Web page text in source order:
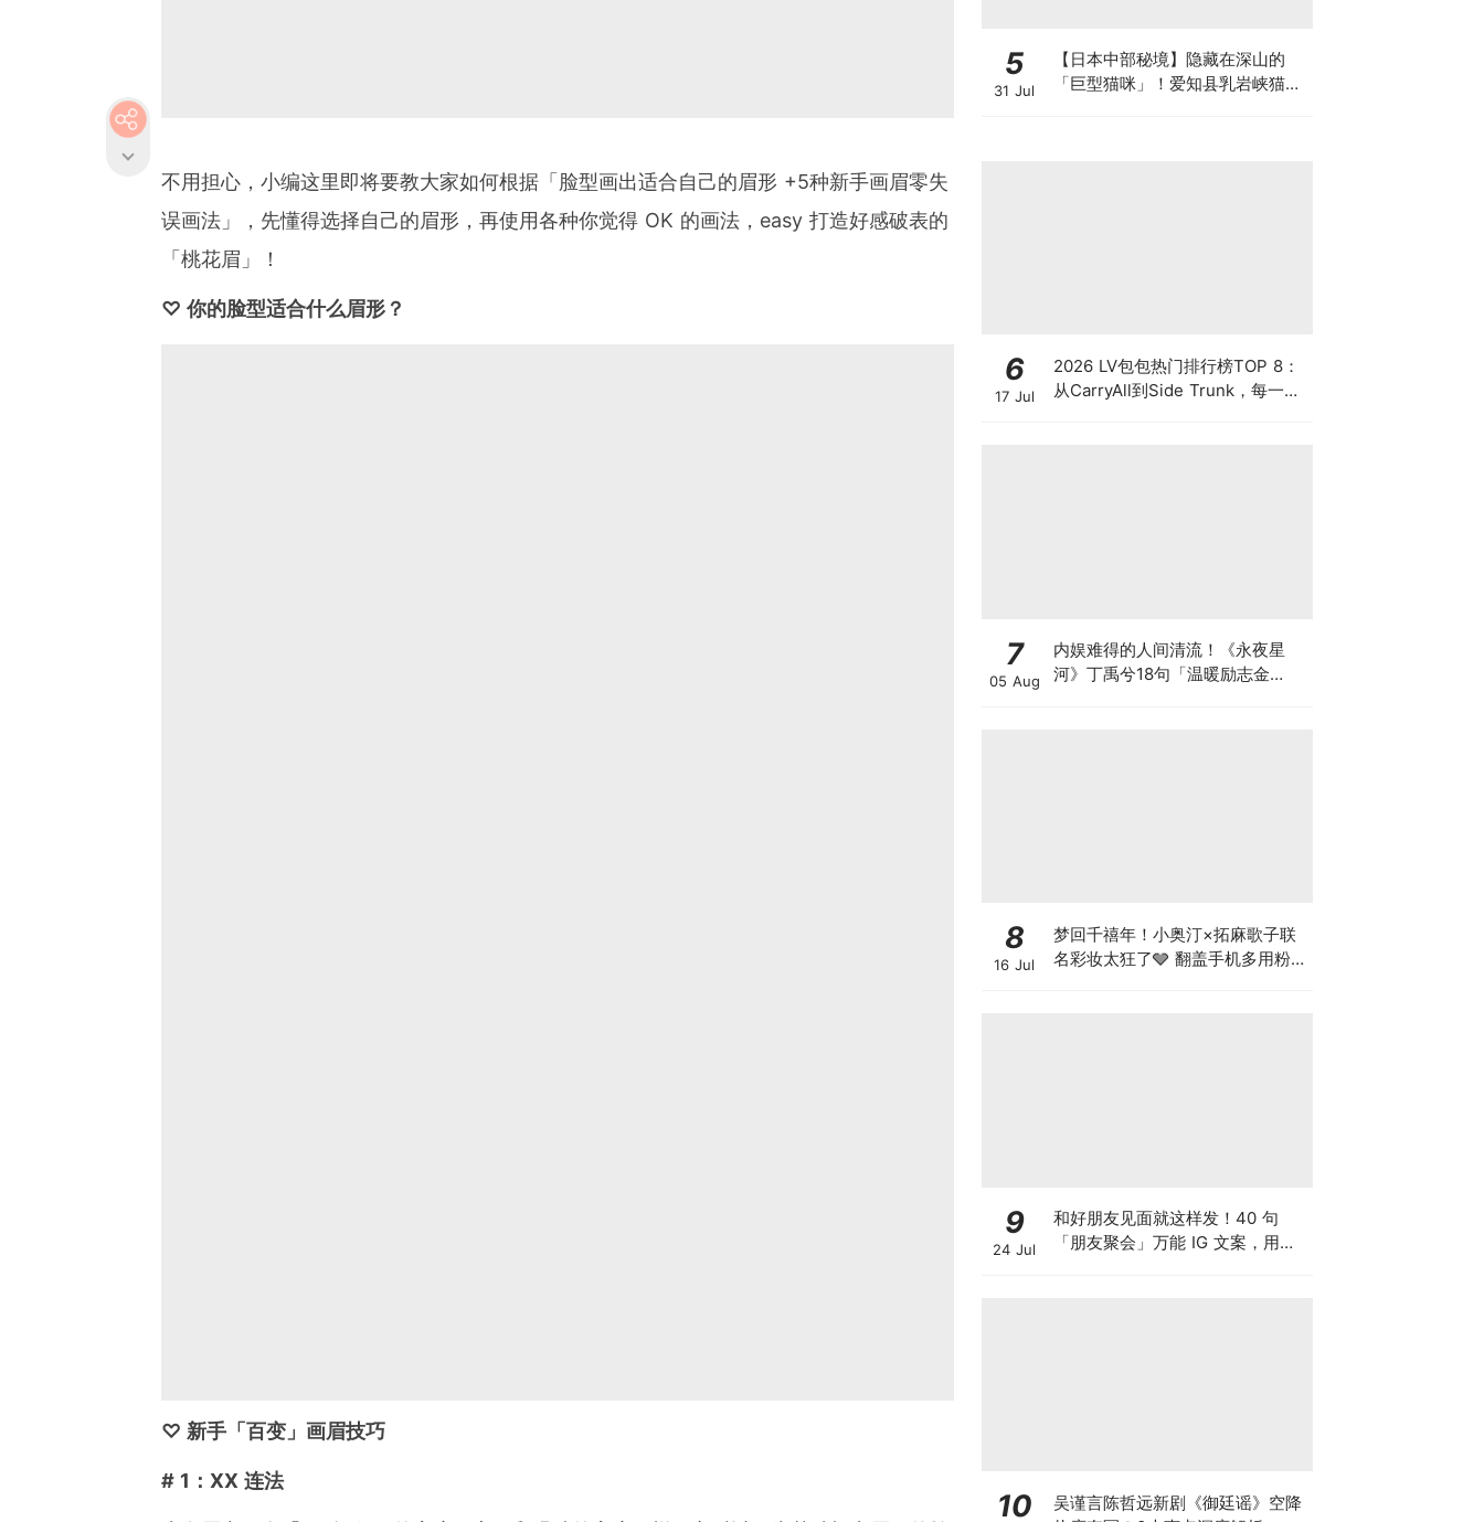
不用担心，小编这里即将要教大家如何根据「脸型画出适合自己的眉形 +5种新手画眉零失
误画法」，先懂得选择自己的眉形，再使用各种你觉得 OK 的画法，easy 打造好感破表的
「桃花眉」！
♡ 你的脸型适合什么眉形？
♡ 新手「百变」画眉技巧
# 1：XX 连法
5
31 Jul
【日本中部秘境】隐藏在深山的
「巨型猫咪」！爱知县乳岩峡猫咪
6
17 Jul
2026 LV包包热门排行榜TOP 8：
从CarryAll到Side Trunk，每一款
7
05 Aug
内娱难得的人间清流！《永夜星
河》丁禹兮18句「温暖励志金
8
16 Jul
梦回千禧年！小奥汀×拓麻歌子联
名彩妆太狂了🩶 翻盖手机多用粉、
9
24 Jul
和好朋友见面就这样发！40 句
「朋友聚会」万能 IG 文案，用
10
吴谨言陈哲远新剧《御廷谣》空降